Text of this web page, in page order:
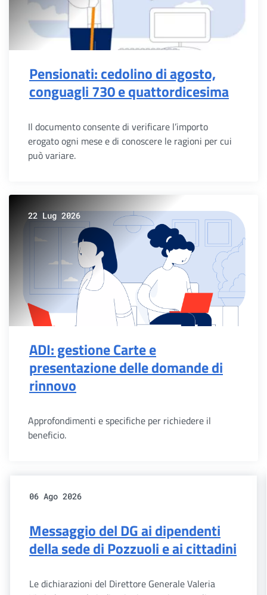
Pensionati: cedolino di agosto,
conguagli 730 e quattordicesima
Il documento consente di verificare l’importo
erogato ogni mese e di conoscere le ragioni per cui
può variare.
22 Lug 2026
ADI: gestione Carte e
presentazione delle domande di
rinnovo
Approfondimenti e specifiche per richiedere il
beneficio.
06 Ago 2026
Messaggio del DG ai dipendenti
della sede di Pozzuoli e ai cittadini
Le dichiarazioni del Direttore Generale Valeria